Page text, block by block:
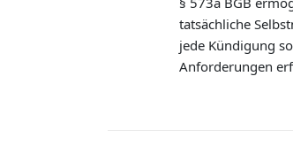
tatsächliche
jede Kündigung
Anforderungen